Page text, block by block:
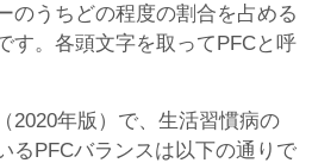
のうちどの程度の割合を占める
す。各頭文字を取ってPFCと呼
2020年版）で、生活習慣病の
るPFCバランスは以下の通りで